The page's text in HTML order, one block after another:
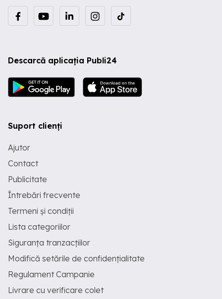
Descarcă aplicația Publi24
Suport clienți
Ajutor
Contact
Publicitate
Întrebări frecvente
Termeni și condiții
Lista categoriilor
Siguranța tranzacțiilor
Modifică setările de confidențialitate
Regulament Campanie
Livrare cu verificare colet